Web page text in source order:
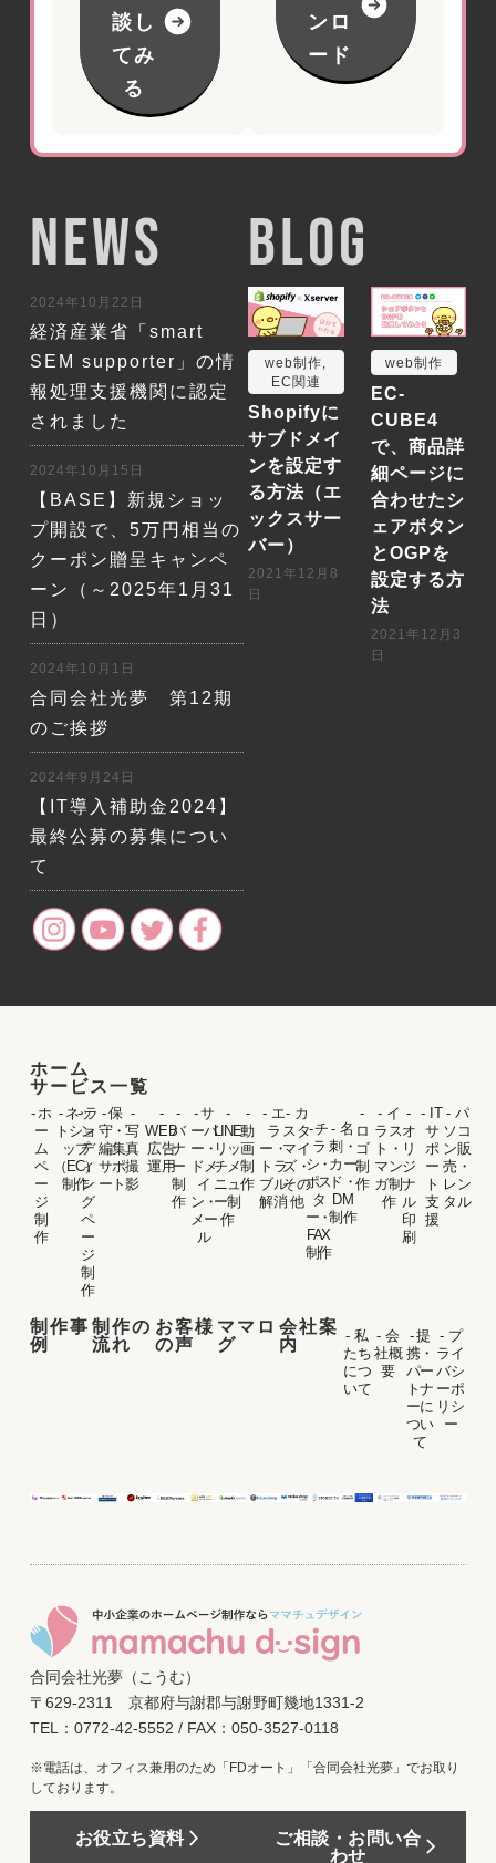
談し
てみ
る
ンロ
ード
NEWS
2024年10月22日
経済産業省「smart
SEM supporter」の情
報処理支援機関に認定
されました
2024年10月15日
【BASE】新規ショッ
プ開設で、5万円相当の
クーポン贈呈キャンペ
ーン（～2025年1月31
日）
2024年10月1日
合同会社光夢 第12期
のご挨拶
2024年9月24日
【IT導入補助金2024】
最終公募の募集につい
て
BLOG
web制作
EC関連
Shopifyに
サブドメイ
ンを設定す
る方法（エ
ックスサー
バー）
2021年12月8
日
web制作
EC-
CUBE4
で、商品詳
細ページに
合わせたシ
ェアボタン
とOGPを
設定する方
法
2021年12月3
日
ホーム
サービス一覧
- ホ
ー
ム
ペ
ー
ジ
制
作
- ネッ
トショ
ップ
（EC）
制作
- ラ
ン
デ
ィ
ン
グ
ペ
ー
ジ
制
作
- 保
守・
編集
サポ
ート
-
写
真
撮
影
-
WEB
広告
運用
-
バ
ナ
ー
制
作
- サ
ーバ
ー・
ドメ
イ
ン・
メー
ル
-
LINE
リッ
チメ
ニュ
ー制
作
-
動
画
制
作
- エ
ラ
ー・
トラ
ブル
解消
- カ
スタ
マイ
ズ・
その
他
- チ
ラ
シ・
ポス
タ
ー・
FAX
制作
- 名
刺・
カー
ド・
DM
制作
-
ロ
ゴ
制
作
- イ
ラス
ト・
マン
ガ制
作
-
オ
リ
ジ
ナ
ル
印
刷
- IT
サ
ポ
ー
ト
支
援
- パ
ソコ
ン販
売・
レン
タル
制作事
例
制作の
流れ
お客様
の声
ママロ
グ
会社案
内
- 私
たち
につ
いて
- 会
社概
要
- 提
携・
パー
トナ
ーに
つい
て
- プ
ライ
バシ
ーポ
リシ
ー
合同会社光夢（こうむ）
〒629-2311 京都府与謝郡与謝野町幾地1331-2
TEL：0772-42-5552 / FAX：050-3527-0118
※電話は、オフィス兼用のため「FDオート」「合同会社光夢」でお取り
しております。
お役立ち資料
ご相談・お問い合
わせ